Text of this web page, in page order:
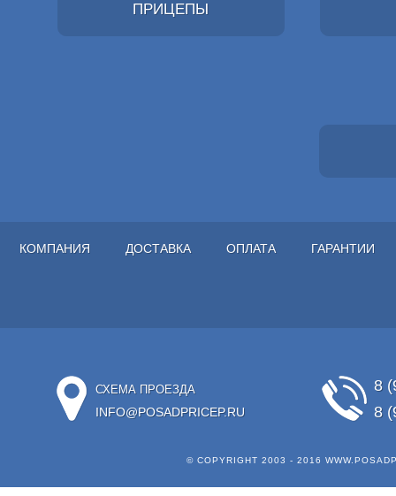
ПРИЦЕПЫ
КОМПАНИЯ ДОСТАВКА ОПЛАТА ГАРАНТИИ
СХЕМА ПРОЕЗДА
INFO@POSADPRICEP.RU
8
8
© COPYRIGHT 2003 - 2016